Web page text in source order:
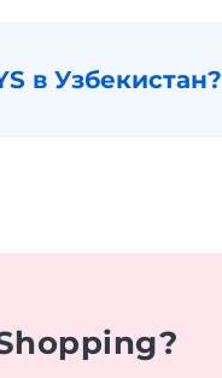
в Узбекистан?